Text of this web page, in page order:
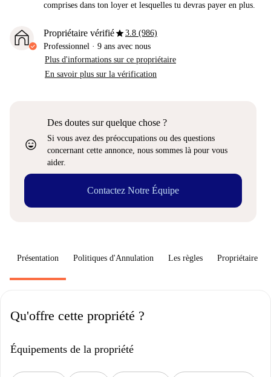
comprises dans ton loyer et lesquelles tu devras payer en plus.
Propriétaire vérifiéstar3.8 (986)
Professionnel · 9 ans avec nous
Plus d'informations sur ce propriétaire
En savoir plus sur la vérification
sentiment_very_satisfied
Des doutes sur quelque chose ?
Si vous avez des préoccupations ou des questions
concernant cette annonce, nous sommes là pour vous
aider.
Contactez Notre Équipe
Présentation Politiques d'Annulation Les règles Propriétaire
Qu'offre cette propriété ?
Équipements de la propriété